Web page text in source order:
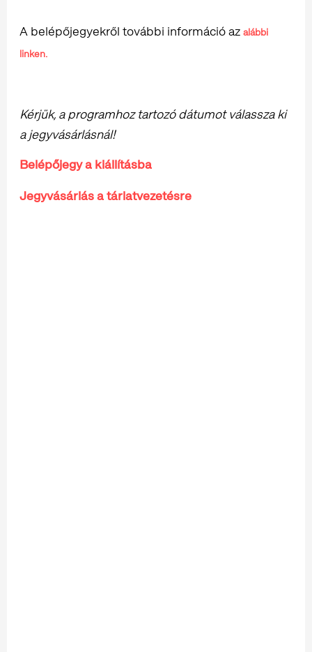
A belépőjegyekről további információ az alábbi
linken.
Kérjük, a programhoz tartozó dátumot válassza ki
a jegyvásárlásnál!
Belépőjegy a kiállításba
Jegyvásárlás a tárlatvezetésre